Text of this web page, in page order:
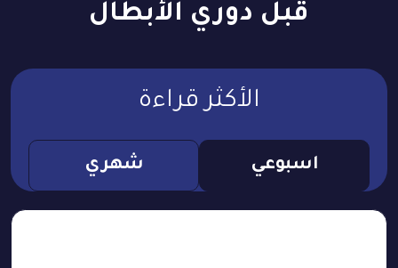
قبل دوري الأبطال
الأكثر قراءة
اسبوعي شهري